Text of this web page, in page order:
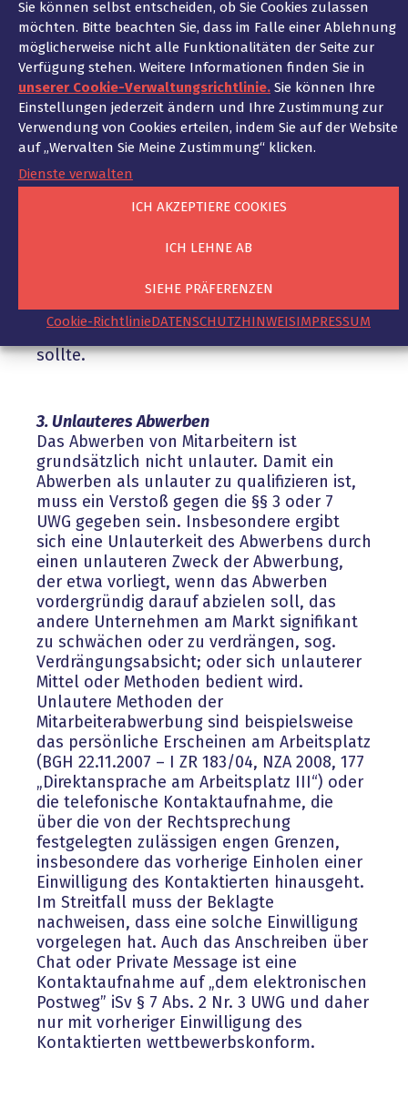
Sie können selbst entscheiden, ob Sie Cookies zulassen
möchten. Bitte beachten Sie, dass im Falle einer Ablehnung
möglicherweise nicht alle Funktionalitäten der Seite zur
Verfügung stehen. Weitere Informationen finden Sie in
unserer Cookie-Verwaltungsrichtlinie. Sie können Ihre
Einstellungen jederzeit ändern und Ihre Zustimmung zur
Verwendung von Cookies erteilen, indem Sie auf der Website
auf „Wervalten Sie Meine Zustimmung“ klicken.
Dienste verwalten
ICH AKZEPTIERE COOKIES
ICH LEHNE AB
SIEHE PRÄFERENZEN
Cookie-RichtlinieDATENSCHUTZHINWEISIMPRESSUM
statt, wie der Bedarf nach weiterem
Personal gedeckt werden kann, um
beispielsweise weitere Aufträge annehmen
zu können, dann kann dies je nachdem was
genau bei diesen Gesprächen besprochen
wurde, bereits ausreichend sein, um den
Nachweis erbringen zu können, dass diese
Gespräche im Zusammenhang mit der
Förderung des Absatzes standen. Die
Abwerbungsversuche in Angriff nahmen,
Handlung im Sinne des § 2 Abs. 1 Nr. 1 UWG
Arbeitgeber bei der Förderung des Absatzes
zu verhelfen, indem mehr qualifiziertes
sollte.
3. Unlauteres Abwerben
Das Abwerben von Mitarbeitern ist
grundsätzlich nicht unlauter. Damit ein
Abwerben als unlauter zu qualifizieren ist,
muss ein Verstoß gegen die §§ 3 oder 7
UWG gegeben sein. Insbesondere ergibt
sich eine Unlauterkeit des Abwerbens durch
einen unlauteren Zweck der Abwerbung,
der etwa vorliegt, wenn das Abwerben
vordergründig darauf abzielen soll, das
andere Unternehmen am Markt signifikant
zu schwächen oder zu verdrängen, sog.
Verdrängungsabsicht; oder sich unlauterer
Mittel oder Methoden bedient wird.
Unlautere Methoden der
Mitarbeiterabwerbung sind beispielsweise
das persönliche Erscheinen am Arbeitsplatz
(BGH 22.11.2007 – I ZR 183/04, NZA 2008, 177
„Direktansprache am Arbeitsplatz III“) oder
die telefonische Kontaktaufnahme, die
über die von der Rechtsprechung
festgelegten zulässigen engen Grenzen,
insbesondere das vorherige Einholen einer
Einwilligung des Kontaktierten hinausgeht.
Im Streitfall muss der Beklagte
nachweisen, dass eine solche Einwilligung
vorgelegen hat. Auch das Anschreiben über
Chat oder Private Message ist eine
Kontaktaufnahme auf „dem elektronischen
Postweg” iSv § 7 Abs. 2 Nr. 3 UWG und daher
nur mit vorheriger Einwilligung des
Kontaktierten wettbewerbskonform.